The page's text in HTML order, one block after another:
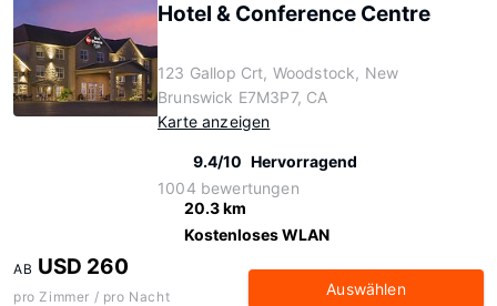
Hotel & Conference Centre
123 Gallop Crt, Woodstock, New
Brunswick E7M3P7, CA
Karte anzeigen
9.4/10 Hervorragend
1004 bewertungen
20.3 km
Kostenloses WLAN
AB USD 260
pro Zimmer / pro Nacht Auswählen